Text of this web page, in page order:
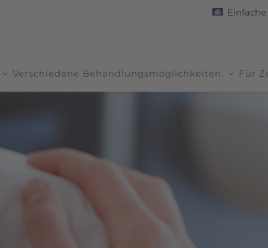
Verschiedene Behandlungsmöglichkeiten Für